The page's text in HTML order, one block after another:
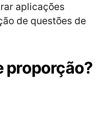
aplicações
de questões de
proporção?